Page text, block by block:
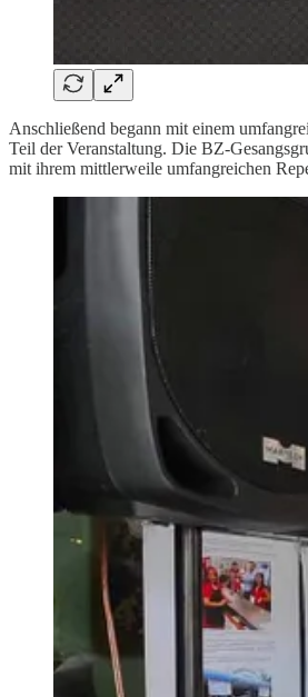
Anschließend begann mit einem
Teil der Veranstaltung. Die BZ-
mit ihrem mittlerweile umfangreichen